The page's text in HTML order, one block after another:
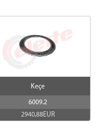
Keçe
6009.2
2940,88EUR